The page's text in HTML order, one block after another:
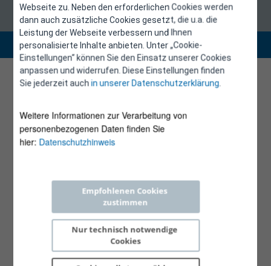
Webseite zu. Neben den erforderlichen Cookies werden
dann auch zusätzliche Cookies gesetzt, die u.a. die
Leistung der Webseite verbessern und Ihnen
personalisierte Inhalte anbieten. Unter „Cookie-
Einstellungen“ können Sie den Einsatz unserer Cookies
anpassen und widerrufen. Diese Einstellungen finden
Sie jederzeit auchin unserer Datenschutzerklärung.
Weitere Informationen zur Verarbeitung von
personenbezogenen Daten finden Sie
hier: Datenschutzhinweis
Empfohlenen Cookies
zustimmen
Nur technisch notwendige
Cookies
Copyright 2026 © E-Control